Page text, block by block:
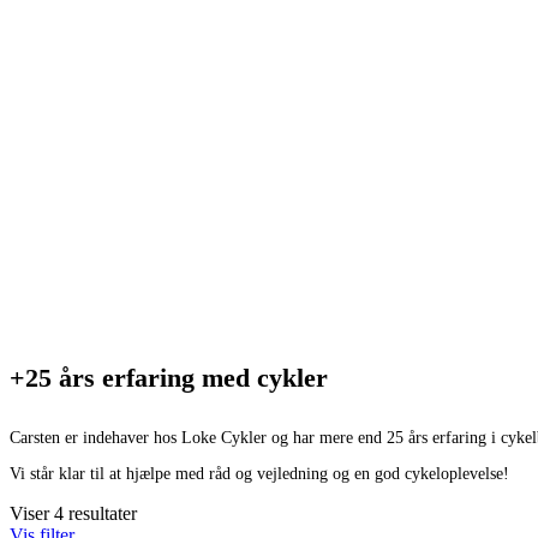
+25 års erfaring med cykler
Carsten er indehaver hos Loke Cykler og har mere end 25 års erfaring i
Vi står klar til at hjælpe med råd og vejledning og en god cykeloplevelse!
Viser 4 resultater